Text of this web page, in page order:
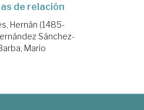
de relación
Hernán (1485-
Sánchez-
Mario